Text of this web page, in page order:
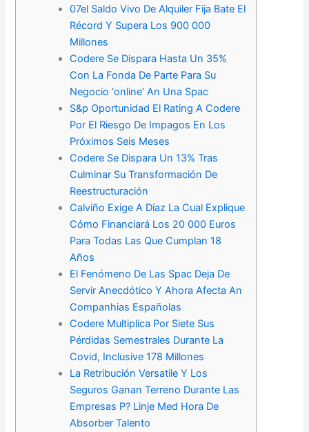
07el Saldo Vivo De Alquiler Fija Bate El
Récord Y Supera Los 900 000
Millones
Codere Se Dispara Hasta Un 35%
Con La Fonda De Parte Para Su
Negocio ‘online’ An Una Spac
S&p Oportunidad El Rating A Codere
Por El Riesgo De Impagos En Los
Próximos Seis Meses
Codere Se Dispara Un 13% Tras
Culminar Su Transformación De
Reestructuración
Calviño Exige A Díaz La Cual Explique
Cómo Financiará Los 20 000 Euros
Para Todas Las Que Cumplan 18
Años
El Fenómeno De Las Spac Deja De
Servir Anecdótico Y Ahora Afecta An
Companhias Españolas
Codere Multiplica Por Siete Sus
Pérdidas Semestrales Durante La
Covid, Inclusive 178 Millones
La Retribución Versatile Y Los
Seguros Ganan Terreno Durante Las
Empresas P? Linje Med Hora De
Absorber Talento